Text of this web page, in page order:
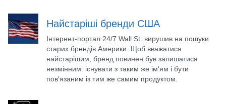
Найстаріші бренди США
Інтернет-портал 24/7 Wall St. вирушив на пошуки
старих брендів Америки. Щоб вважатися
найстарішим, бренд повинен був залишатися
незмінним: існувати з таким же ім'ям і бути
пов'язаним із тим же самим продуктом.